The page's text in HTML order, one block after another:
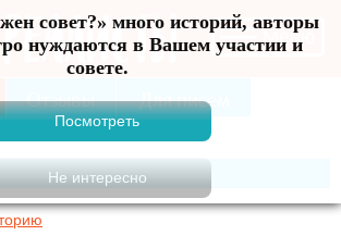
совет?» много историй, авторы
нуждаются в Вашем участии и
совете.
Меню